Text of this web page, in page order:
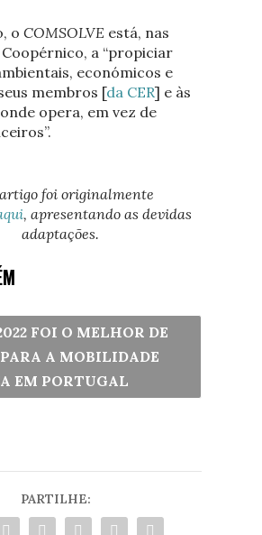
o COMSOLVE está, nas
a “propiciar
económicos e
membros [da CER] e às
opera, em vez de
foi originalmente
, apresentando as devidas
adaptações.
FOI O MELHOR DE
A MOBILIDADE
EM PORTUGAL
PARTILHE: